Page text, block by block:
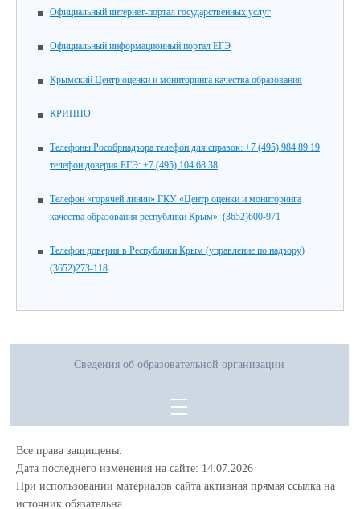
Официальный интернет-портал государственных услуг
Официальный информационный портал ЕГЭ
Крымский Центр оценки и мониторинга качества образования
КРИППО
Телефоны Рособрнадзора телефон для справок: +7 (495) 984 89 19
телефон доверия ЕГЭ: +7 (495) 104 68 38
Телефон «горячей линии» ГКУ «Центр оценки и мониторинга
качества образования республики Крым»: (3652)600-971
Телефон доверия в Республики Крым (управление по надзору)
(3652)273-118
Сведения об образовательной организации
Все права защищены.
Дата последнего изменения на сайте: 14.07.2026
При использовании материалов сайта активная прямая ссылка на
источник обязательна